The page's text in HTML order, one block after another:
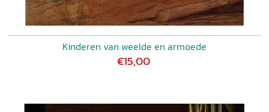
Kinderen van weelde en armoede
€15,00